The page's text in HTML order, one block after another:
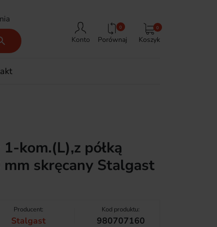
Konto
0
Porównaj Koszyk
0
kom.(L),z półką
skręcany Stalgast
Producent:
Stalgast
Kod produktu:
980707160